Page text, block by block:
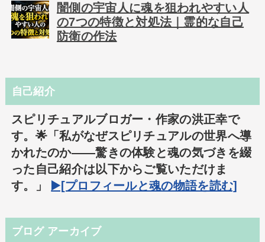
闇側の宇宙人に魂を狙われやすい人
の7つの特徴と対処法｜霊的な自己
防衛の作法
自己紹介
スピリチュアルブロガー・作家の洪正幸で
す。🌟「私がなぜスピリチュアルの世界へ導
かれたのか――驚きの体験と魂の気づきを綴
った自己紹介は以下からご覧いただけま
す。」
▶️[プロフィールと魂の物語を読む]
ブログ アーカイブ